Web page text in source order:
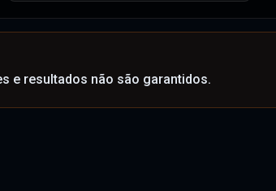
e resultados não são garantidos.